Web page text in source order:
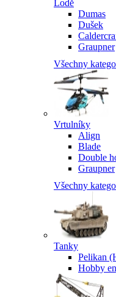
Lodě
Dumas
Dušek
Graupner
Všechny
Vrtulníky
Align
Blade
Double
Graupner
Všechny
Tanky
Pelikan
Hobby